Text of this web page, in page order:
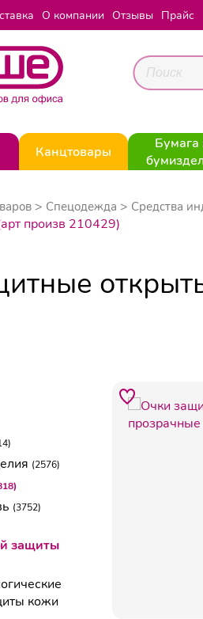
О компании Отзывы Прайс
Канцтовары
Бумага
Спецодежда Средства
произв 210429)
(2576)
(3752)
защиты
кожи